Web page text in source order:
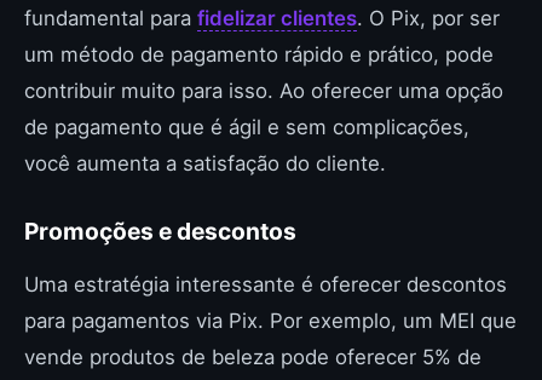
fundamental para fidelizar clientes. O Pix, por ser
um método de pagamento rápido e prático, pode
contribuir muito para isso. Ao oferecer uma opção
de pagamento que é ágil e sem complicações,
você aumenta a satisfação do cliente.
Promoções e descontos
Uma estratégia interessante é oferecer descontos
para pagamentos via Pix. Por exemplo, um MEI que
vende produtos de beleza pode oferecer 5% de